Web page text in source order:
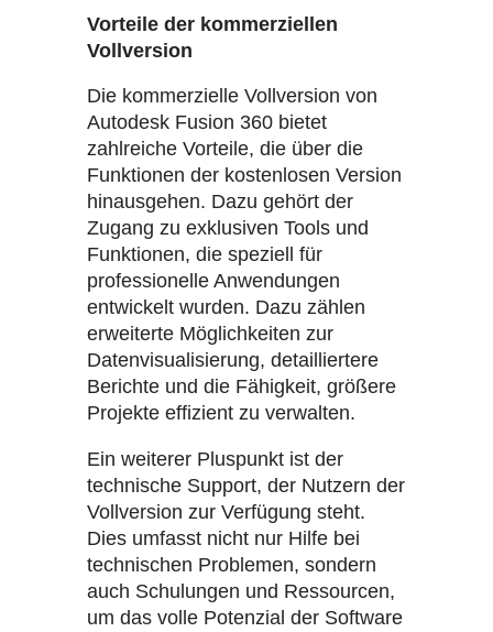
Vorteile der kommerziellen
Vollversion
Die kommerzielle Vollversion von
Autodesk Fusion 360 bietet
zahlreiche Vorteile, die über die
Funktionen der kostenlosen Version
hinausgehen. Dazu gehört der
Zugang zu exklusiven Tools und
Funktionen, die speziell für
professionelle Anwendungen
entwickelt wurden. Dazu zählen
erweiterte Möglichkeiten zur
Datenvisualisierung, detailliertere
Berichte und die Fähigkeit, größere
Projekte effizient zu verwalten.
Ein weiterer Pluspunkt ist der
technische Support, der Nutzern der
Vollversion zur Verfügung steht.
Dies umfasst nicht nur Hilfe bei
technischen Problemen, sondern
auch Schulungen und Ressourcen,
um das volle Potenzial der Software